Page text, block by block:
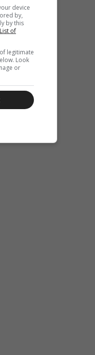
device
by,
by this
List of
legitimate
Look
or